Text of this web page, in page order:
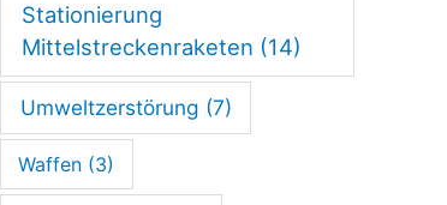
Stationierung
Mittelstreckenraketen (14)
Umweltzerstörung (7)
Waffen (3)